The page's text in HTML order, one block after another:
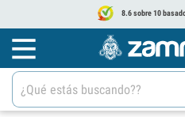
8.6 sobre 10